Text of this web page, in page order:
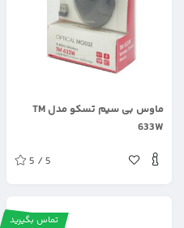
ماوس بی سیم تسکو مدل TM
633W
5 / 5
تماس بگیرید